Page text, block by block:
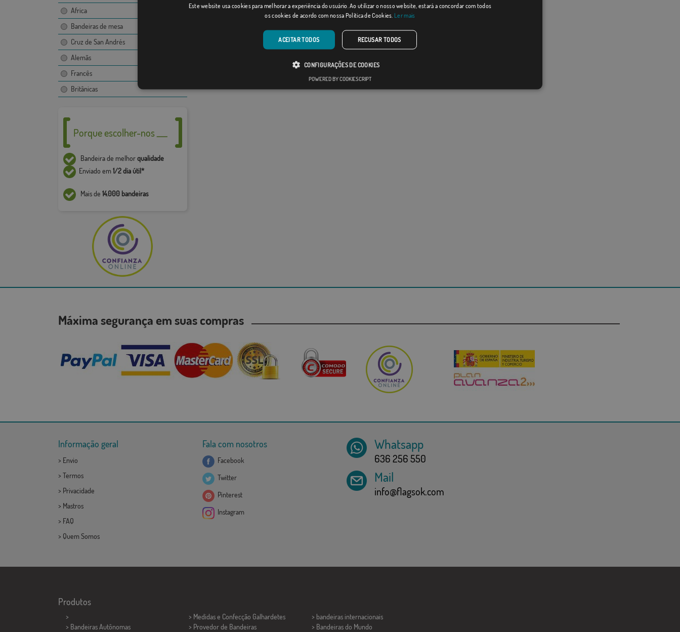
Africa
Bandeiras de mesa
Cruz de San Andrés
Alemãs
Francês
Britânicas
Porque escolher-nos ___
Bandeira de melhorqualidade
Enviado em1/2 dia útil*
Mais de 14.000 bandeiras
Máxima segurança em suas compras
Informação geral
> Envio
> Termos
> Privacidade
> Mastros
> FAQ
> Quem Somos
Fala com nosotros
Facebook
Twitter
Pinterest
Instagram
Whatsapp
636 256 550
Mail
info@flagsok.com
Produtos
>
> Bandeiras Autônomas
> Medidas e Confecção Galhardetes
> Provedor de Bandeiras
> bandeiras internacionais
> Bandeiras do Mundo
Este website usa cookies para melhorar a experiência do usuário. Ao utilizar o nosso website, estará a concordar com todos
os cookies de acordo com nossa Política de Cookies. Ler mais
ACEITAR TODOS RECUSAR TODOS
CONFIGURAÇÕES DE COOKIES
POWERED BY COOKIESCRIPT